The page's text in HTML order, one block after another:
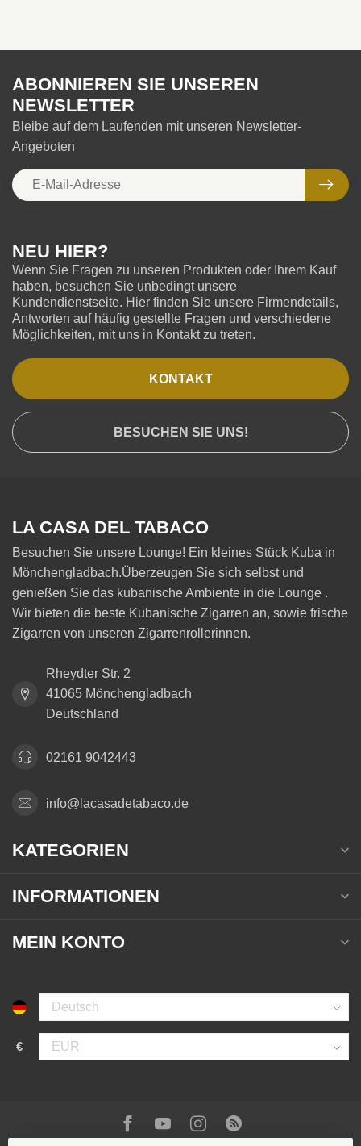
NEU HIER?
Wenn Sie Fragen zu unseren Produkten oder Ihrem Kauf
haben, besuchen Sie unbedingt unsere
Kundendienstseite. Hier finden Sie unsere Firmendetails,
Antworten auf häufig gestellte Fragen und verschiedene
Möglichkeiten, mit uns in Kontakt zu treten.
KONTAKT
BESUCHEN SIE UNS!
ABONNIEREN SIE UNSEREN
NEWSLETTER
Bleibe auf dem Laufenden mit unseren Newsletter-
Angeboten
LA CASA DEL TABACO
Besuchen Sie unsere Lounge! Ein kleines Stück Kuba in
Mönchengladbach.Überzeugen Sie sich selbst und
genießen Sie das kubanische Ambiente in die Lounge .
Wir bieten die beste Kubanische Zigarren an, sowie frische
Zigarren von unseren Zigarrenrollerinnen.
Rheydter Str. 2
41065 Mönchengladbach
Deutschland
02161 9042443
info@lacasadetabaco.de
KATEGORIEN
INFORMATIONEN
MEIN KONTO
€